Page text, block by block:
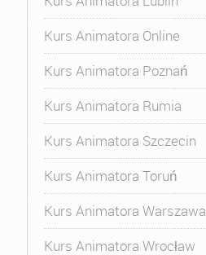
Kurs Animatora Online
Kurs Animatora Poznań
Kurs Animatora Rumia
Kurs Animatora Szczecin
Kurs Animatora Toruń
Kurs Animatora Warszawa
Kurs Animatora Wrocław